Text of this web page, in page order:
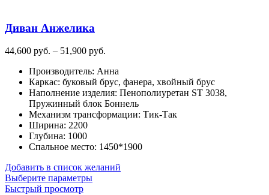
Диван Анжелика
44,600 руб. – 51,900 руб.
44,600
руб.
–
51,900
руб.
Производитель: Анна
Каркас: буковый брус, фанера, хвойный брус
Наполнение изделия: Пенополиуретан ST 3038,
Пружинный блок Боннель
Механизм трансформации: Тик-Так
Ширина: 2200
Глубина: 1000
Спальное место: 1450*1900
Добавить в список желаний
Выберите параметрыЭтот
Быстрый просмотр